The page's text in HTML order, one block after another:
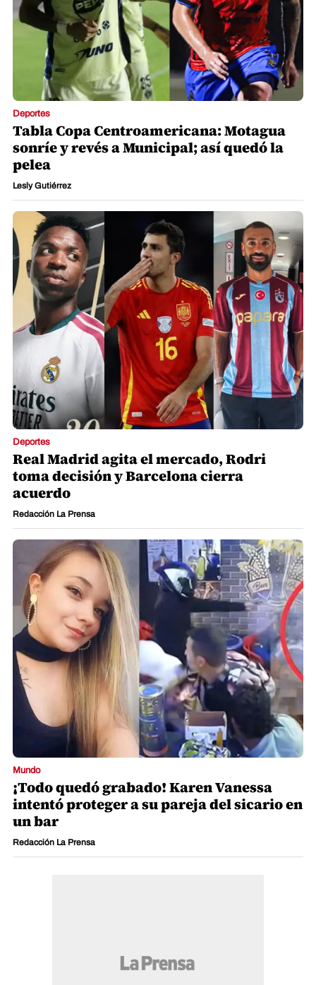
Deportes
Tabla Copa Centroamericana: Motagua
sonríe y revés a Municipal; así quedó la
pelea
Lesly Gutiérrez
Deportes
Real Madrid agita el mercado, Rodri
toma decisión y Barcelona cierra
acuerdo
Redacción La Prensa
Mundo
¡Todo quedó grabado! Karen Vanessa
intentó proteger a su pareja del sicario en
un bar
Redacción La Prensa